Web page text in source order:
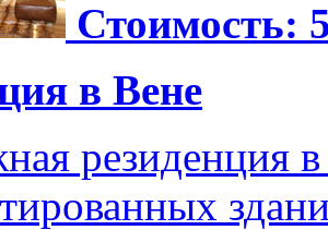
Стоимость:
в Вене
резиденция